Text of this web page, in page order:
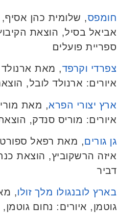
חומפס, שלומית כהן אסיף,
אביאל בסיל, הוצאת
ספריית פועלים
צפרדי וקרפד, מאת ארנולד
איורים: ארנולד לובל,
ארץ יצורי הפרא, מאת
איורים: מוריס סנדק,
גן גורים, מאת רפאל
איזה הרשקוביץ, הוצאת
דביר
בארץ לובנגולו מלך זולו,
גוטמן, איורים: נחום